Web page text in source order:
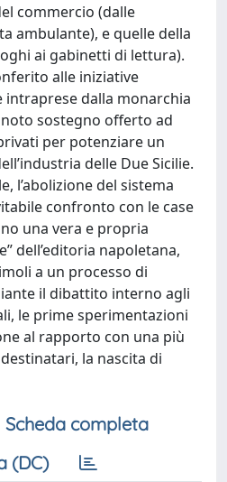
commercio (dalle
ambulante), e quelle della
ai gabinetti di lettura).
alle iniziative
dalla monarchia
sostegno offerto ad
per potenziare un
delle Due Sicilie.
l’abolizione del sistema
confronto con le case
una vera e propria
dell’editoria napoletana,
a un processo di
il dibattito interno agli
le prime sperimentazioni
al rapporto con una più
la nascita di
Scheda completa
(DC)